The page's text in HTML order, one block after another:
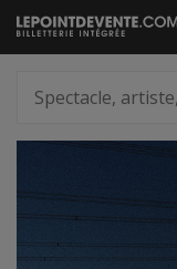
Passer
au
artiste,
lieu...